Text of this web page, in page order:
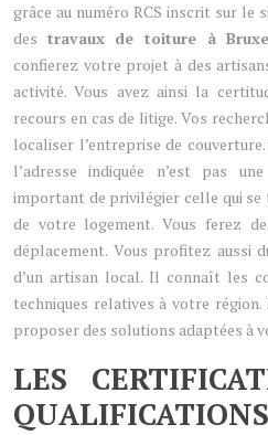
grâce au numéro RCS inscrit sur le
des travaux de toiture à
confierez votre projet à des
activité. Vous avez ainsi la
recours en cas de litige. Vos
localiser l’entreprise de
l’adresse indiquée n’est pas
important de privilégier celle qui se
de votre logement. Vous ferez
déplacement. Vous profitez aussi
d’un artisan local. Il connaît les
techniques relatives à votre
proposer des solutions adaptées à
LES